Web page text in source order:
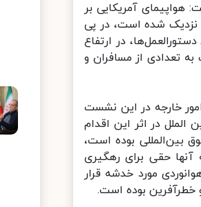
آمریکایی بر
به هواپیمای ایرانی نزدیک شده است، در پی
در ارتفاع
تعدادی از مسافران و
خارجه در این نشست
در اثر این اقدام
بوده است،
حقی برای رهگیری
مورد خدشه قرار
بوده است.